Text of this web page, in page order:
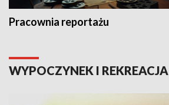
Pracownia reportażu
WYPOCZYNEK I REKREACJA